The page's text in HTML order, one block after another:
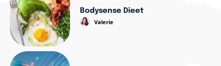
Bodysense Dieet
Valerie